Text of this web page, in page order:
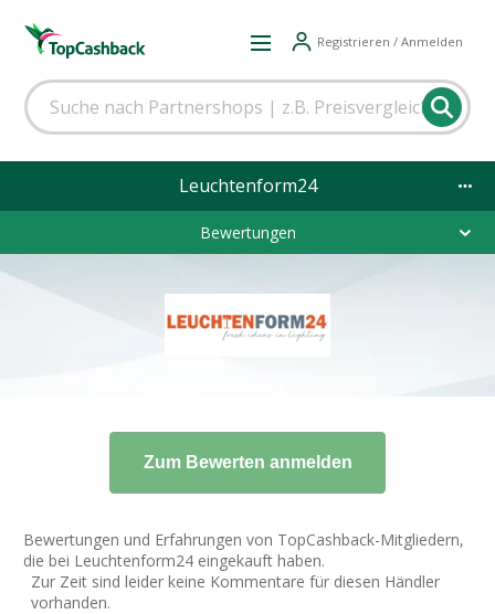
Registrieren / Anmelden
Leuchtenform24
Bewertungen
Bewertungen und Erfahrungen von TopCashback-Mitgliedern,
die bei Leuchtenform24 eingekauft haben.
Zur Zeit sind leider keine Kommentare für diesen Händler
vorhanden.